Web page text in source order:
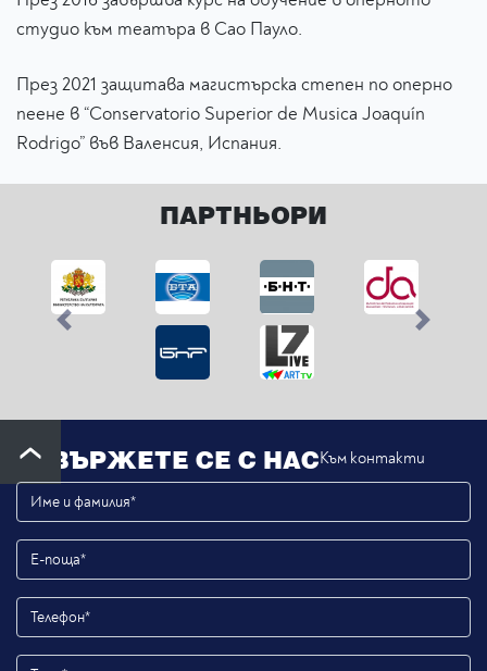
студио към театъра в Сао Пауло.
​През 2021 защитава магистърска степен по оперно
пеене в “Conservatorio Superior de Musica Joaquín
Rodrigo” във Валенсия, Испания.
ПАРТНЬОРИ
Previous Next
СВЪРЖЕТЕ СЕ С НАСКъм контакти